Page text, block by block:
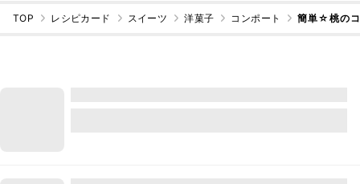
TOP レシピカード スイーツ 洋菓子 コンポート 簡単☆桃の